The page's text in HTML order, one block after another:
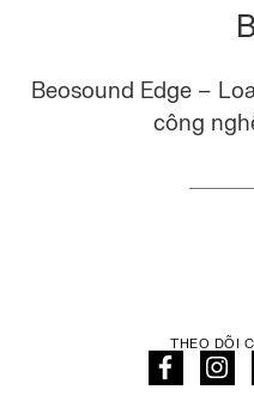
Beosound Edge –
công
THEO DÕI